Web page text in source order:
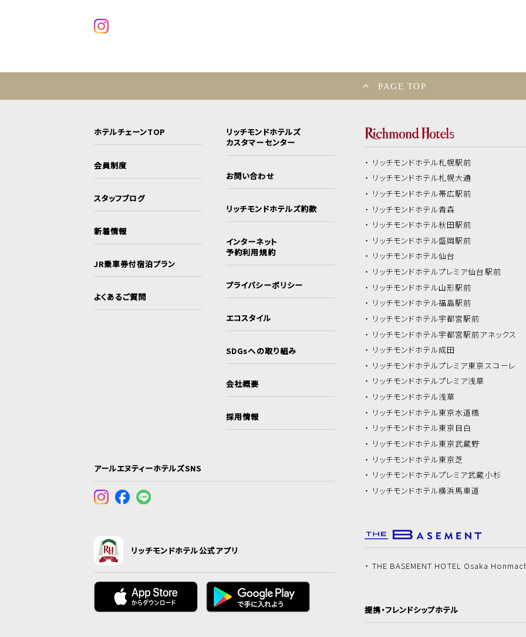
PAGE TOP
ホテルチェーンTOP
会員制度
スタッフブログ
新着情報
JR乗車券付宿泊プラン
よくあるご質問
リッチモンドホテルズ
カスタマーセンター
お問い合わせ
リッチモンドホテルズ約款
インターネット
予約利用規約
プライバシーポリシー
エコスタイル
SDGsへの取り組み
会社概要
採用情報
アールエヌティーホテルズSNS
リッチモンドホテル公式アプリ
リッチモンドホテル札幌駅前
リッチモンドホテル札幌大通
リッチモンドホテル帯広駅前
リッチモンドホテル青森
リッチモンドホテル秋田駅前
リッチモンドホテル盛岡駅前
リッチモンドホテル仙台
リッチモンドホテルプレミア仙台駅前
リッチモンドホテル山形駅前
リッチモンドホテル福島駅前
リッチモンドホテル宇都宮駅前
リッチモンドホテル宇都宮駅前アネックス
リッチモンドホテル成田
リッチモンドホテルプレミア東京スコーレ
リッチモンドホテルプレミア浅草
リッチモンドホテル浅草
リッチモンドホテル東京水道橋
リッチモンドホテル東京目白
リッチモンドホテル東京武蔵野
リッチモンドホテル東京芝
リッチモンドホテルプレミア武蔵小杉
リッチモンドホテル横浜馬車道
THE BASEMENT HOTEL Osaka
提携・フレンドシップホテル